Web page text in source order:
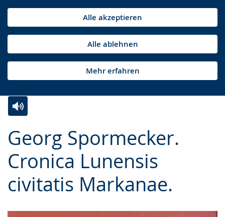
Alle akzeptieren
Alle ablehnen
Mehr erfahren
Georg Spormecker.
Cronica Lunensis
civitatis Markanae.
Leichten
Sprache
wechseln.
Audio-
Unterstützung.
Video
in
Deutscher
Gebärdensprache
angezeigt.